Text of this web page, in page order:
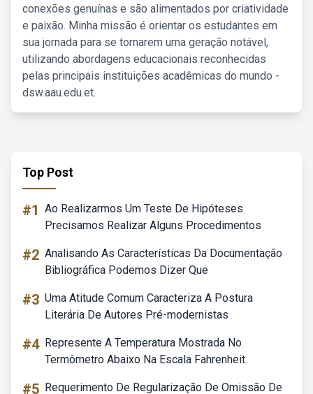
conexões genuínas e são alimentados por criatividade
e paixão. Minha missão é orientar os estudantes em
sua jornada para se tornarem uma geração notável,
utilizando abordagens educacionais reconhecidas
pelas principais instituições acadêmicas do mundo -
dsw.aau.edu.et.
Top Post
#1 Ao Realizarmos Um Teste De Hipóteses
Precisamos Realizar Alguns Procedimentos
#2 Analisando As Características Da Documentação
Bibliográfica Podemos Dizer Que
#3 Uma Atitude Comum Caracteriza A Postura
Literária De Autores Pré-modernistas
#4 Represente A Temperatura Mostrada No
Termômetro Abaixo Na Escala Fahrenheit.
#5 Requerimento De Regularização De Omissão De